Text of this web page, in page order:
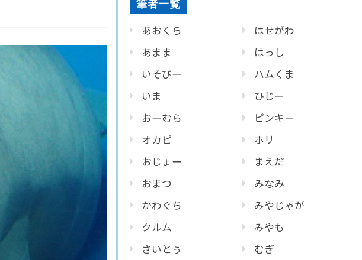
筆者一覧
あおくら
あまま
いそぴー
いま
おーむら
オカピ
おじょー
おまつ
かわぐち
クルム
さいとぅ
はせがわ
はっし
ハムくま
ひじー
ピンキー
ホリ
まえだ
みなみ
みやじゃが
みやも
むぎ